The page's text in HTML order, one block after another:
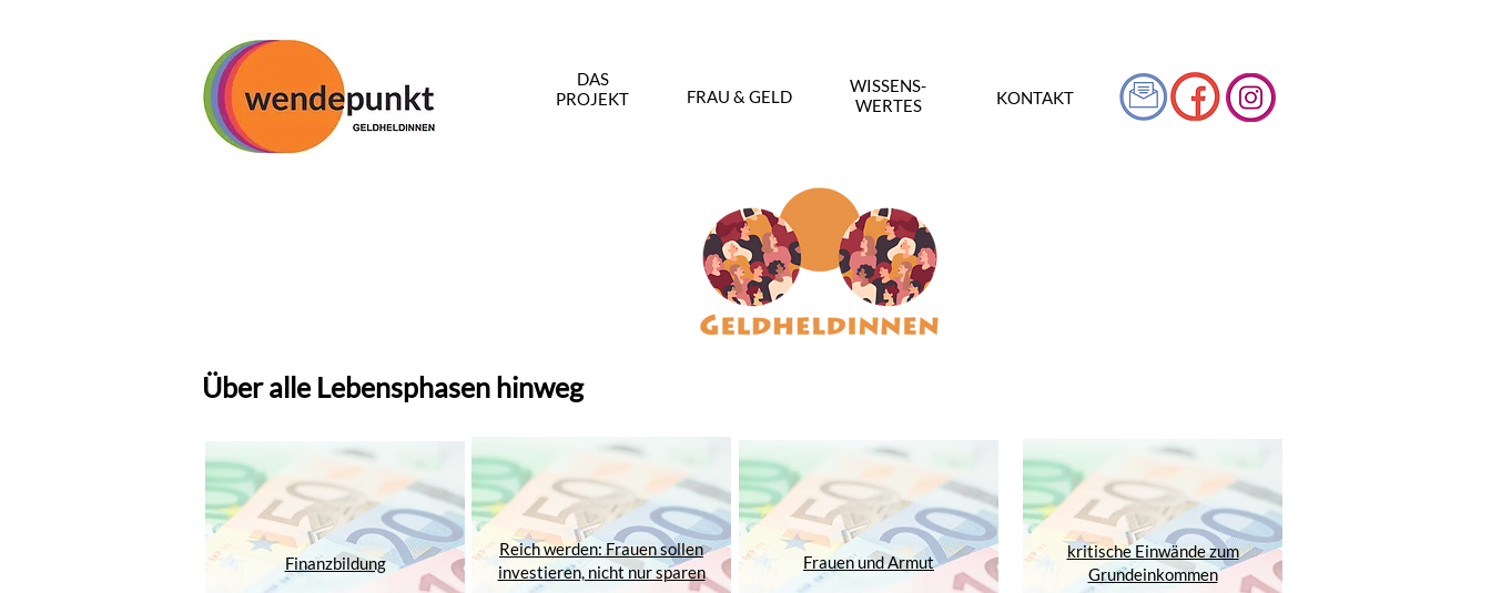
DAS
PROJEKT
FRAU & GELD
WISSENS-
WERTES
KONTAKT
Über alle Lebensphasen hinweg
Finanzbildung
Reich werden: Frauen sollen
investieren, nicht nur sparen
Frauen und Armut
kritische Einwände zum
Grundeinkommen